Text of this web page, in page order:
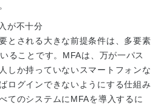
が不十分
とされる大きな前提条件は、多要素
ることです。MFAは、万が一パス
しか持っていないスマートフォンな
ログインできないようにする仕組み
てのシステムにMFAを導入するに